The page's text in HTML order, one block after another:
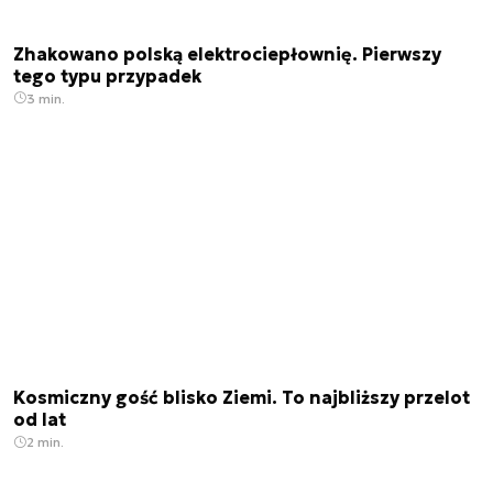
Zhakowano polską elektrociepłownię. Pierwszy
tego typu przypadek
3 min.
Kosmiczny gość blisko Ziemi. To najbliższy przelot
od lat
2 min.